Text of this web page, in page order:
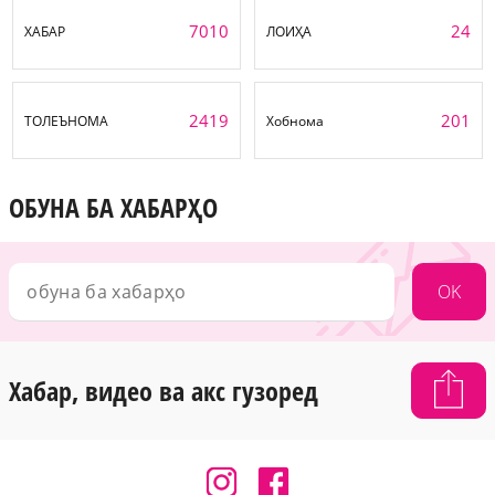
ХАБАР 7010 ЛОИҲА 24
ТОЛЕЪНОМА 2419 Хобнома 201
ОБУНА БА ХАБАРҲО
OK
Хабар, видео ва акс гузоред